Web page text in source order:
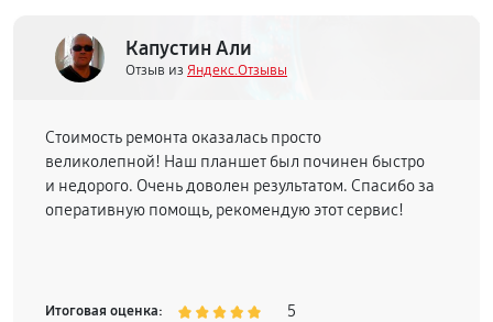
Капустин Али
Отзыв из Яндекс.Отзывы
Стоимость ремонта оказалась просто
великолепной! Наш планшет был починен быстро
и недорого. Очень доволен результатом. Спасибо за
оперативную помощь, рекомендую этот сервис!
Итоговая оценка: 5